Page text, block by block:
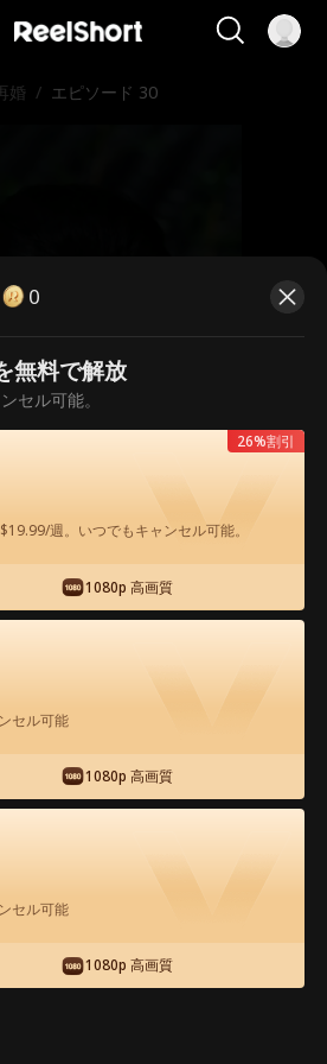
婚 / エピソード 30
エピソードです。視
は解放が必要です。
60今すぐ解放
アプリ内で無料視聴可能
主、側室は再婚 映画フ
32 33 34
0
無料で解放
セル可能。
週。いつでもキャンセル可能。
1080p 高画質
26%割引
セル可能
1080p 高画質
セル可能
1080p 高画質